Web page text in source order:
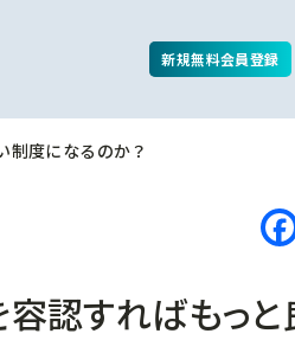
新規無料会員登録
制度になるのか？
認すればもっ